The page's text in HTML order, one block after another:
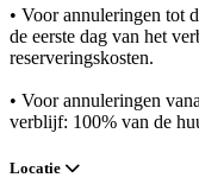
• Voor annuleringen tot
de eerste dag van het
reserveringskosten.
• Voor annuleringen
verblijf: 100% van de
Locatie